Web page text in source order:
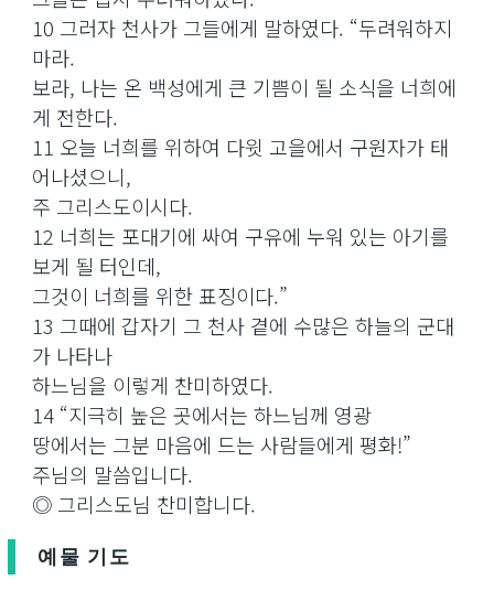
10 그러자 천사가 그들에게 말하였다. “두려워하지
마라.
보라, 나는 온 백성에게 큰 기쁨이 될 소식을 너희에
게 전한다.
11 오늘 너희를 위하여 다윗 고을에서 구원자가 태
어나셨으니,
주 그리스도이시다.
12 너희는 포대기에 싸여 구유에 누워 있는 아기를
보게 될 터인데,
그것이 너희를 위한 표징이다.”
13 그때에 갑자기 그 천사 곁에 수많은 하늘의 군대
가 나타나
하느님을 이렇게 찬미하였다.
14 “지극히 높은 곳에서는 하느님께 영광
땅에서는 그분 마음에 드는 사람들에게 평화!”
주님의 말씀입니다.
◎ 그리스도님 찬미합니다.
예물 기도